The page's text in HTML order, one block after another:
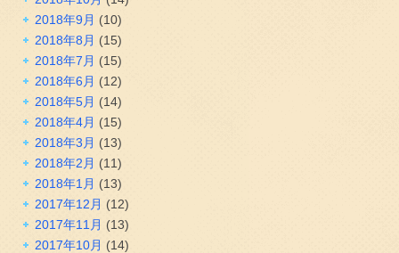
2018年9月 (10)
2018年8月 (15)
2018年7月 (15)
2018年6月 (12)
2018年5月 (14)
2018年4月 (15)
2018年3月 (13)
2018年2月 (11)
2018年1月 (13)
2017年12月 (12)
2017年11月 (13)
2017年10月 (14)